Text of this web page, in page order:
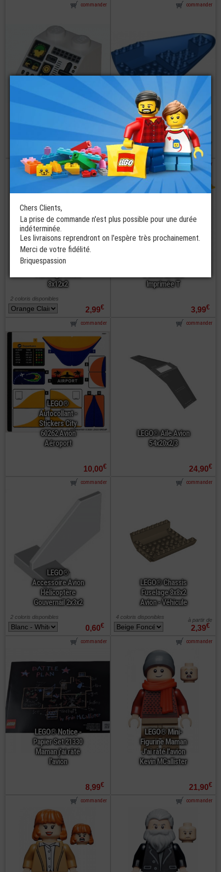
LEGO® Tuile 2x2
Imprimee
Commande Avion
Hélicoptère
0,59€
commander
LEGO® Chassis
Fuselage 8x12x2
Avion
3,39
à partir de
commander
2 coloris disponibles
LEGO® Chassis
8x12x2
2,99€
commander
2 coloris disponibles
LEGO®
Imprimée T
3,99€
commander
LEGO®
Autocollant -
Stickers City
60262 Avion
Aéroport
10,00€
commander
LEGO® Aile Avion
54x20x2/3
24,90€
commander
LEGO®
Accessoire Avion
Hélicoptère
Gouvernail 2x3x2
0,60€
commander
2 coloris disponibles
LEGO® Chassis
Fuselage 8x8x2
Avion - Véhicule
2,39€
à partir de
commander
4 coloris disponibles
LEGO® Notice -
Papier Set 21330
Maman j'ai râté
l'avion
8,99€
commander
LEGO® Mini-
Figurine Maman
J'ai râté l'avion
Kevin MCallister
21,90€
commander
commander commander
Chers Clients,
La prise de commande n'est plus possible pour une durée
indéterminée.
Les livraisons reprendront on l'espère très prochainement.
Merci de votre fidélité.
Briquespassion